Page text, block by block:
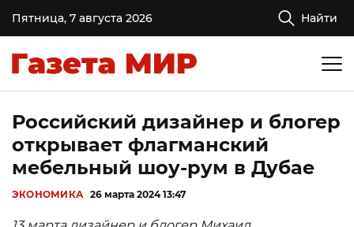
Пятница, 7 августа 2026 Найти
Российский дизайнер и блогер
открывает флагманский
мебельный шоу-рум в Дубае
ЭКОНОМИКА 26 марта 2024 13:47